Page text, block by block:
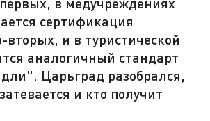
сертификация
и в туристической
аналогичный стандарт
Царьград разобрался,
и кто получит